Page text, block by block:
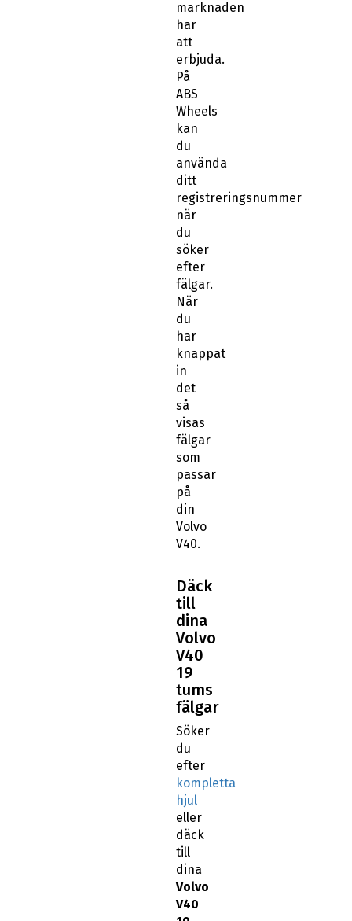
marknaden
har
att
erbjuda.
På
ABS
Wheels
kan
du
använda
ditt
registreringsnummer
när
du
söker
efter
fälgar.
När
du
har
knappat
in
det
så
visas
fälgar
som
passar
på
din
Volvo
V40.
Däck
till
dina
Volvo
V40
19
tums
fälgar
Söker
du
efter
kompletta
hjul
eller
däck
till
dina
Volvo
V40